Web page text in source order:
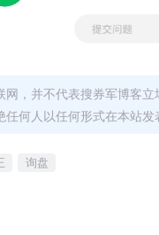
网，并不代表搜券军博客
何人以任何形式在本站
询盘